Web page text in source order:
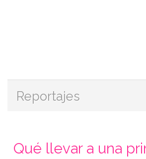
Reportajes
Qué llevar a una